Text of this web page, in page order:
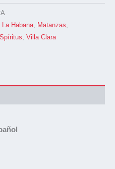
La Habana Matanzas
Villa Clara